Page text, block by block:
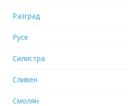
Разград
Русе
Силистра
Сливен
Смолян